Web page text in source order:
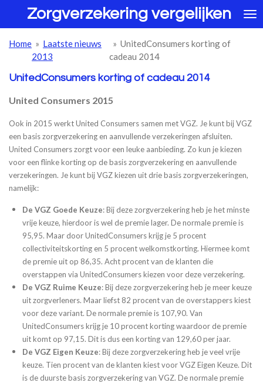
de
hoofdinhoud
Zorgverzekering vergelijken
Home » Laatste nieuws
2013
» UnitedConsumers korting of
cadeau 2014
UnitedConsumers korting of cadeau 2014
United Consumers 2015
Ook in 2015 werkt United Consumers samen met VGZ. Je kunt bij VGZ
een basis zorgverzekering en aanvullende verzekeringen afsluiten.
United Consumers zorgt voor een leuke aanbieding. Zo kun je kiezen
voor een flinke korting op de basis zorgverzekering en aanvullende
verzekeringen. Je kunt bij VGZ kiezen uit drie basis zorgverzekeringen,
namelijk:
De VGZ Goede Keuze: Bij deze zorgverzekering heb je het minste
vrije keuze, hierdoor is wel de premie lager. De normale premie is
95,95. Maar door UnitedConsumers krijg je 5 procent
collectiviteitskorting en 5 procent welkomstkorting. Hiermee komt
de premie uit op 86,35. Acht procent van de klanten die
overstappen via UnitedConsumers kiezen voor deze verzekering.
De VGZ Ruime Keuze: Bij deze zorgverzekering heb je meer keuze
uit zorgverleners. Maar liefst 82 procent van de overstappers kiest
voor deze variant. De normale premie is 107,90. Van
UnitedConsumers krijg je 10 procent korting waardoor de premie
uit komt op 97,15. Dit is dus een korting van 129,60 per jaar.
De VGZ Eigen Keuze: Bij deze zorgverzekering heb je veel vrije
keuze. Tien procent van de klanten kiest voor VGZ Eigen Keuze. Dit
is de duurste basis zorgverzekering van VGZ. De normale premie